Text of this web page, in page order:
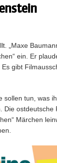
„Maxe
ein. Er
gibt
sollen tun, was
Die ostdeutsche
Märchen